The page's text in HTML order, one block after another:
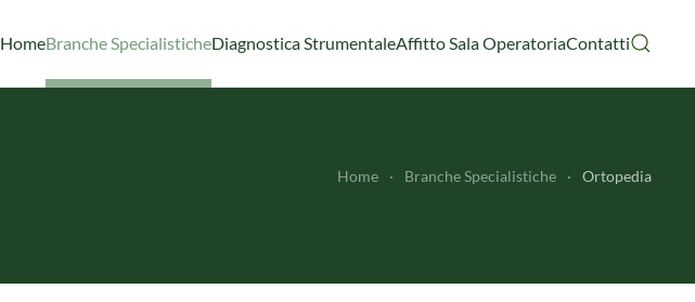
HomeBranche SpecialisticheDiagnostica StrumentaleAffitto Sala OperatoriaContatti
Home Branche Specialistiche Ortopedia